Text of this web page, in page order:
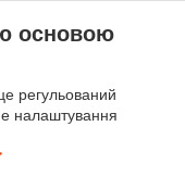
основою
регульований
налаштування
та повертатися,